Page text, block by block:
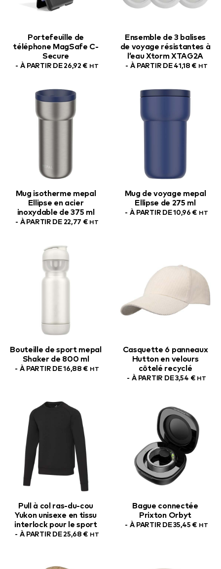
Portefeuille de
téléphone MagSafe C-
Secure
À PARTIR DE26,92 € HT
Ensemble de 3 balises
de voyage résistantes à
l’eau Xtorm XTAG2A
À PARTIR DE41,18 € HT
Mug isotherme mepal
Ellipse en acier
inoxydable de 375 ml
À PARTIR DE22,77 € HT
Mug de voyage mepal
Ellipse de 275 ml
À PARTIR DE10,96 € HT
Bouteille de sport mepal
Shaker de 800 ml
À PARTIR DE16,88 € HT
Casquette 6 panneaux
Hutton en velours
côtelé recyclé
À PARTIR DE3,54 € HT
Pull à col ras-du-cou
Yukon unisexe en tissu
interlock pour le sport
À PARTIR DE25,68 € HT
Bague connectée
Prixton Orbyt
À PARTIR DE35,45 € HT